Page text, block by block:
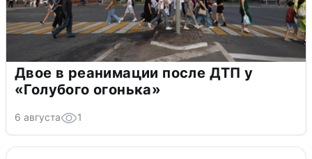
Двое в реанимации после ДТП у
«Голубого огонька»
6 августа 1